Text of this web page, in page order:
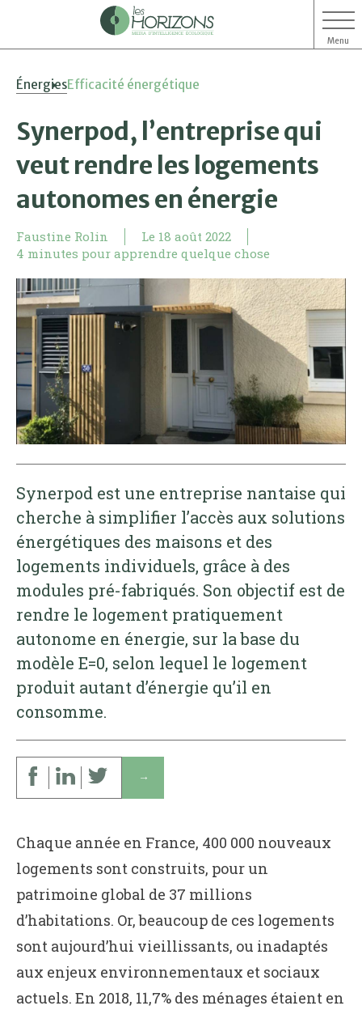
Menu
ÉnergiesEfficacité énergétique
Synerpod, l’entreprise qui
veut rendre les logements
autonomes en énergie
Faustine Rolin Le 18 août 2022
4 minutes pour apprendre quelque chose
Synerpod est une entreprise nantaise qui
cherche à simplifier l’accès aux solutions
énergétiques des maisons et des
logements individuels, grâce à des
modules pré-fabriqués. Son objectif est de
rendre le logement pratiquement
autonome en énergie, sur la base du
modèle E=0, selon lequel le logement
produit autant d’énergie qu’il en
consomme.
↓
Chaque année en France, 400 000 nouveaux
logements sont construits, pour un
patrimoine global de 37 millions
d’habitations. Or, beaucoup de ces logements
sont aujourd’hui vieillissants, ou inadaptés
aux enjeux environnementaux et sociaux
actuels. En 2018, 11,7% des ménages étaient en